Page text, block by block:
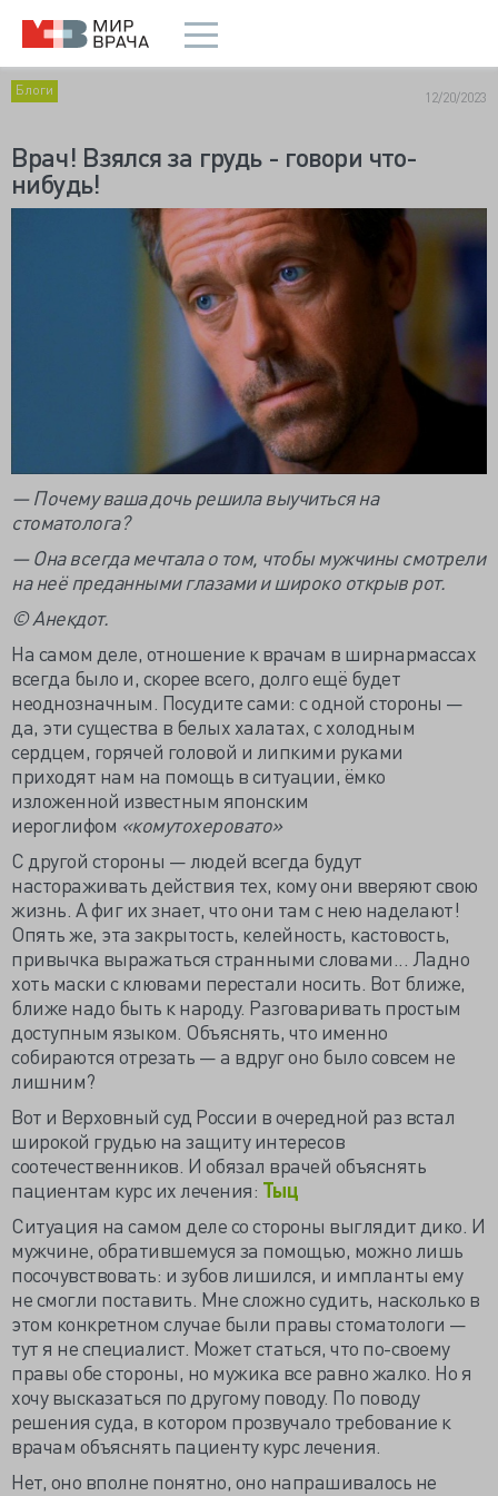
Блоги 12/20/2023
Врач! Взялся за грудь - говори что-
нибудь!
— Почему ваша дочь решила выучиться на
стоматолога?
— Она всегда мечтала о том, чтобы мужчины смотрели
на неё преданными глазами и широко открыв рот.
© Анекдот.
На самом деле, отношение к врачам в ширнармассах
всегда было и, скорее всего, долго ещё будет
неоднозначным. Посудите сами: с одной стороны —
да, эти существа в белых халатах, с холодным
сердцем, горячей головой и липкими руками
приходят нам на помощь в ситуации, ёмко
изложенной известным японским
иероглифом «комутохеровато»
С другой стороны — людей всегда будут
настораживать действия тех, кому они вверяют свою
жизнь. А фиг их знает, что они там с нею наделают!
Опять же, эта закрытость, келейность, кастовость,
привычка выражаться странными словами... Ладно
хоть маски с клювами перестали носить. Вот ближе,
ближе надо быть к народу. Разговаривать простым
доступным языком. Объяснять, что именно
собираются отрезать — а вдруг оно было совсем не
лишним?
Вот и Верховный суд России в очередной раз встал
широкой грудью на защиту интересов
соотечественников. И обязал врачей объяснять
пациентам курс их лечения: Тыц
Ситуация на самом деле со стороны выглядит дико. И
мужчине, обратившемуся за помощью, можно лишь
посочувствовать: и зубов лишился, и импланты ему
не смогли поставить. Мне сложно судить, насколько в
этом конкретном случае были правы стоматологи —
тут я не специалист. Может статься, что по-своему
правы обе стороны, но мужика все равно жалко. Но я
хочу высказаться по другому поводу. По поводу
решения суда, в котором прозвучало требование к
врачам объяснять пациенту курс лечения.
Нет, оно вполне понятно, оно напрашивалось не